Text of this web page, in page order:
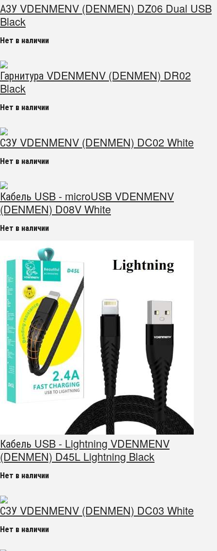
АЗУ VDENMENV (DENMEN) DZ06 Dual USB
Black
Нет в наличии
Гарнитура VDENMENV (DENMEN) DR02
Black
Нет в наличии
СЗУ VDENMENV (DENMEN) DC02 White
Нет в наличии
Кабель USB - microUSB VDENMENV
(DENMEN) D08V White
Нет в наличии
Кабель USB - Lightning VDENMENV
(DENMEN) D45L Lightning Black
Нет в наличии
СЗУ VDENMENV (DENMEN) DC03 White
Нет в наличии